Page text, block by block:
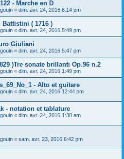
- Marche en D
« dim. avr. 24, 2016 6:14 pm
( 1716 )
« dim. avr. 24, 2016 5:49 pm
Giuliani
« dim. avr. 24, 2016 5:47 pm
)Tre sonate brillanti Op.96 n.2
« dim. avr. 24, 2016 1:49 pm
- Alto et guitare
« dim. avr. 24, 2016 12:44 pm
- notation et tablature
« dim. avr. 24, 2016 1:38 am
« sam. avr. 23, 2016 6:42 pm